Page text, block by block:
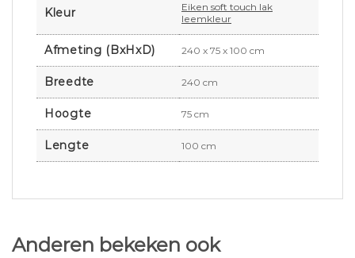
Kleur
Eiken soft touch lak
leemkleur
Afmeting (BxHxD) 240 x 75 x 100 cm
Breedte 240 cm
Hoogte 75 cm
Lengte 100 cm
Anderen bekeken ook